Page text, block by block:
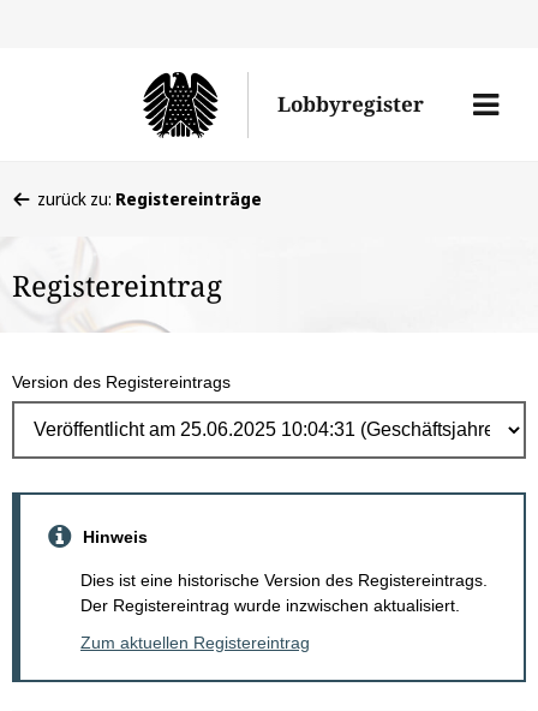
Lobbyregister
Menü
befinden
hier:
zurück zu: Registereinträge
Registereintrag
Version des Registereintrags
Hinweis
Dies ist eine historische Version des Registereintrags.
Der Registereintrag wurde inzwischen aktualisiert.
Zum aktuellen Registereintrag